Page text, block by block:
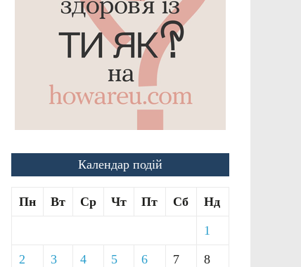
Календар подій
Пн Вт Ср Чт Пт Сб Нд
1
2 3 4 5 6 7 8